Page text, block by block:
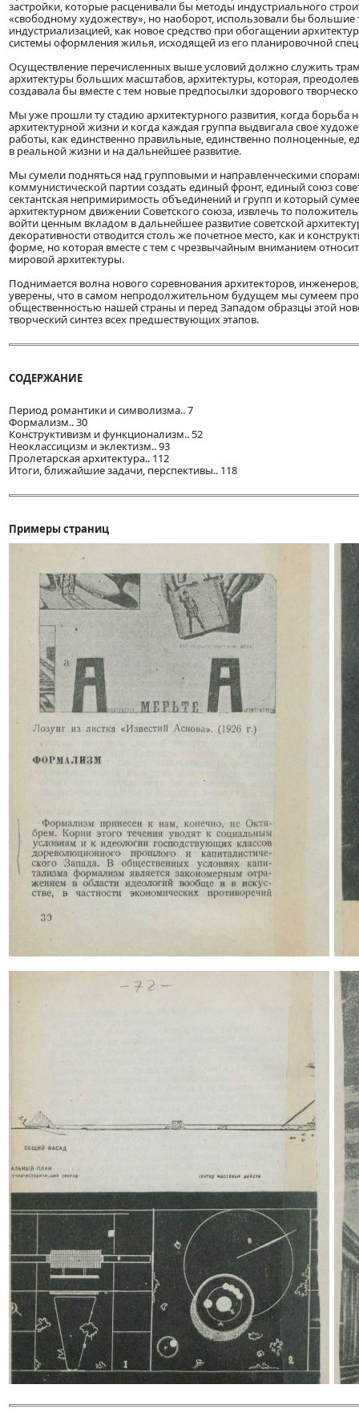
застройки, которые расценивали бы методы индустриального
«свободному художеству», но наоборот, использовали бы
индустриализацией, как новое средство при обогащении
системы оформления жилья, исходящей из его планировочной
Осуществление перечисленных выше условий должно служить
архитектуры больших масштабов, архитектуры, которая,
создавала бы вместе с тем новые предпосылки здорового
Мы уже прошли ту стадию архитектурного развития, когда борьба
архитектурной жизни и когда каждая группа выдвигала свое
работы, как единственно правильные, единственно полноценные,
в реальной жизни и на дальнейшее развитие.
Мы сумели подняться над групповыми и направленческими
коммунистической партии создать единый фронт, единый союз
сектантская непримиримость объединений и групп и который
архитектурном движении Советского союза, извлечь то
войти ценным вкладом в дальнейшее развитие советской
декоративности отводится столь же почетное место, как и
форме, но которая вместе с тем с чрезвычайным вниманием
мировой архитектуры.
Поднимается волна нового соревнования архитекторов,
уверены, что в самом непродолжительном будущем мы сумеем
общественностью нашей страны и перед Западом образцы этой
творческий синтез всех предшествующих этапов.
СОДЕРЖАНИЕ
Период романтики и символизма.. 7
Формализм.. 30
Конструктивизм и функционализм.. 52
Неоклассицизм и эклектизм.. 93
Пролетарская архитектура.. 112
Итоги, ближайшие задачи, перспективы.. 118
Примеры страниц